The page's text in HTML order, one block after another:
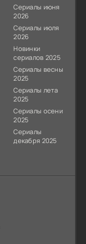
Сериалы июня
2026
Сериалы июля
2026
Новинки
сериалов 2025
Сериалы весны
2025
Сериалы лета
2025
Сериалы осени
2025
Сериалы
декабря 2025